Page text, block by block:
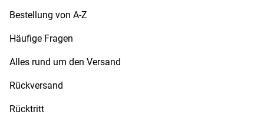
Bestellung von A-Z
Häufige Fragen
Alles rund um den Versand
Rückversand
Rücktritt